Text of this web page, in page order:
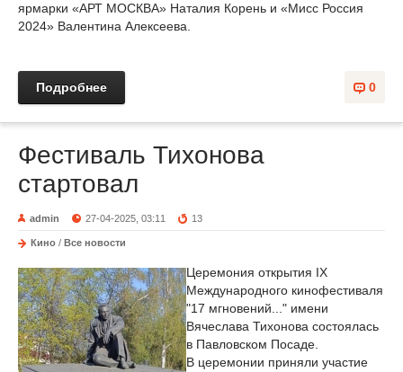
ярмарки «АРТ МОСКВА» Наталия Корень и «Мисс Россия
2024» Валентина Алексеева.
0
Подробнее
Фестиваль Тихонова
стартовал
admin 27-04-2025, 03:11 13
Кино / Все новости
Церемония открытия IX
Международного кинофестиваля
"17 мгновений..." имени
Вячеслава Тихонова состоялась
в Павловском Посаде.
В церемонии приняли участие